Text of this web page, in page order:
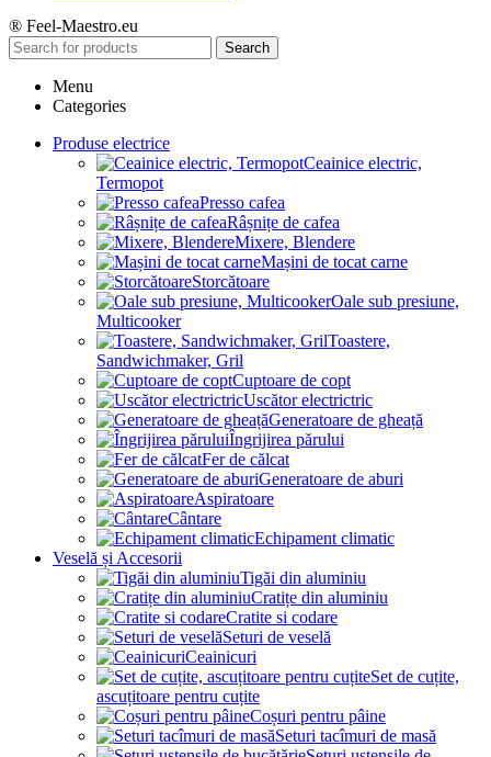
® Feel-Maestro.eu
Search
Menu
Categories
Produse electrice
Ceainice electric,
Termopot
Presso cafea
Râșnițe de cafea
Mixere, Blendere
Mașini de tocat carne
Storcătoare
Oale sub presiune,
Multicooker
Toastere,
Sandwichmaker, Gril
Cuptoare de copt
Uscător electrictric
Generatoare de gheață
Îngrijirea părului
Fer de călcat
Generatoare de aburi
Aspiratoare
Cântare
Echipament climatic
Veselă și Accesorii
Tigăi din aluminiu
Cratițe din aluminiu
Cratite si codare
Seturi de veselă
Ceainicuri
Set de cuțite,
ascuțitoare pentru cuțite
Coșuri pentru pâine
Seturi tacîmuri de masă